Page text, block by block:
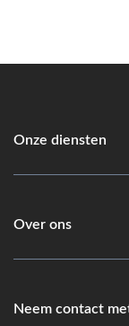
Onze diensten
Over ons
Neem contact